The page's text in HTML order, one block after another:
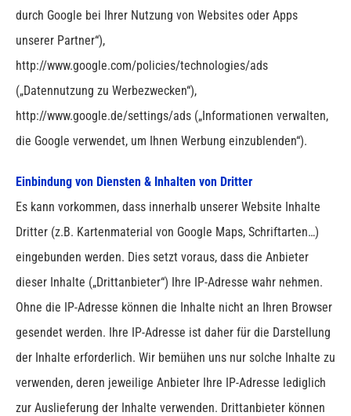
durch Google bei Ihrer Nutzung von Websites oder Apps
unserer Partner“),
http://www.google.com/policies/technologies/ads
(„Datennutzung zu Werbezwecken“),
http://www.google.de/settings/ads („Informationen verwalten,
die Google verwendet, um Ihnen Werbung einzublenden“).
Einbindung von Diensten & Inhalten von Dritter
Es kann vorkommen, dass innerhalb unserer Website Inhalte
Dritter (z.B. Kartenmaterial von Google Maps, Schriftarten…)
eingebunden werden. Dies setzt voraus, dass die Anbieter
dieser Inhalte („Drittanbieter“) Ihre IP-Adresse wahr nehmen.
Ohne die IP-Adresse können die Inhalte nicht an Ihren Browser
gesendet werden. Ihre IP-Adresse ist daher für die Darstellung
der Inhalte erforderlich. Wir bemühen uns nur solche Inhalte zu
verwenden, deren jeweilige Anbieter Ihre IP-Adresse lediglich
zur Auslieferung der Inhalte verwenden. Drittanbieter können